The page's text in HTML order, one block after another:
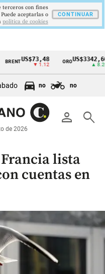
US$73,48
▼ 1.12
ORO US$3342,60
no no
person search
de 2026
lista
cuentas en
terceros con fines
aceptarlas o
politica de cookies
CONTINUAR